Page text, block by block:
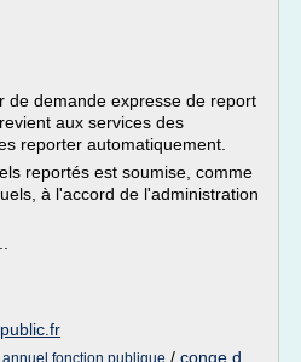
de demande expresse de report
aux services des
reporter automatiquement.
reportés est soumise, comme
à l'accord de l'administration
fonction publique / conge d